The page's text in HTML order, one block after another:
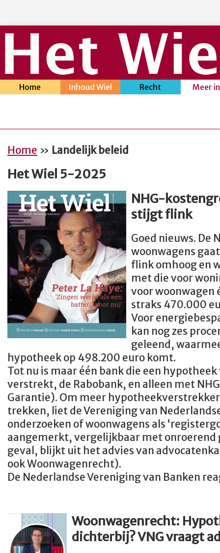
Home Inhoud Wiel Recht Meer
Home » Landelijk beleid
Het Wiel 5-2025
NHG-
stijgt flink
Goed nieuws. De
woonwagens
flink omhoog en
met die voor
voor woonwagen
straks 470.000
Voor
kan nog zes
geleend,
hypotheek op 498.200 euro komt.
Tot nu is maar één bank die een
verstrekt, de Rabobank, en alleen met
Garantie). Om meer
trekken, liet de Vereniging van
onderzoeken of woonwagens als
aangemerkt, vergelijkbaar met onroerend
geval, blijkt uit het advies van
ook Woonwagenrecht).
De Nederlandse Vereniging van Banken
Woonwagenrecht:
dichterbij? VNG vraagt